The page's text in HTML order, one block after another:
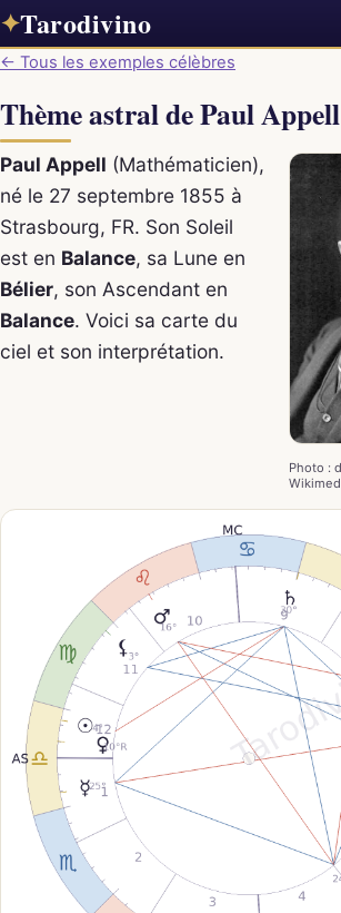
✦Tarodivino
← Tous les exemples célèbres
Thème astral de Paul Appell
Photo :
Paul Appell (Mathématicien),
né le 27 septembre 1855 à
Strasbourg, FR. Son Soleil
est en Balance, sa Lune en
Bélier, son Ascendant en
Balance. Voici sa carte du
ciel et son interprétation.